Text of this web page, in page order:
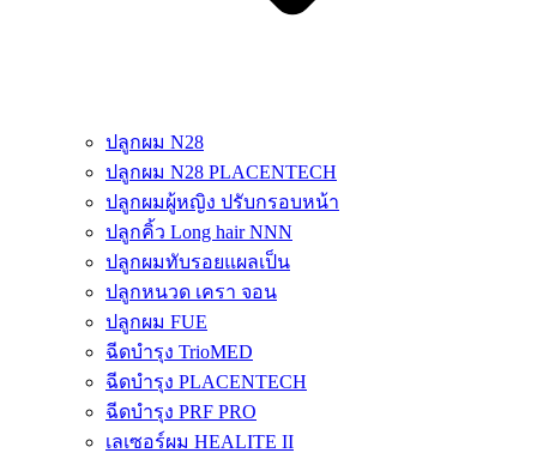
ปลูกผม N28
ปลูกผม N28 PLACENTECH
ปลูกผมผู้หญิง ปรับกรอบหน้า
ปลูกคิ้ว Long hair NNN
ปลูกผมทับรอยแผลเป็น
ปลูกหนวด เครา จอน
ปลูกผม FUE
ฉีดบำรุง TrioMED
ฉีดบำรุง PLACENTECH
ฉีดบำรุง PRF PRO
เลเซอร์ผม HEALITE II